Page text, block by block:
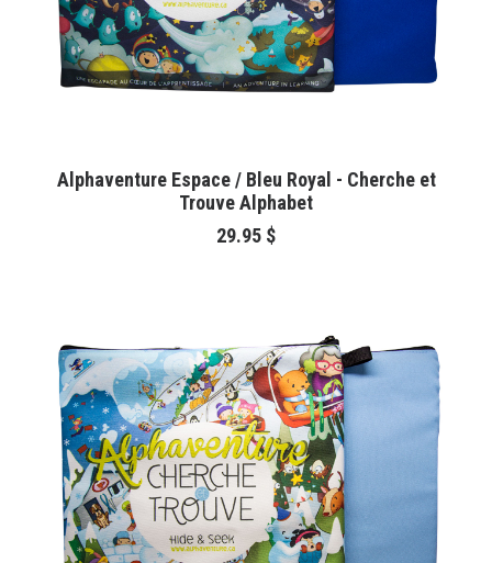
AJOUTER AU PANIER
Alphaventure Espace / Bleu Royal - Cherche et
Trouve Alphabet
29.95 $